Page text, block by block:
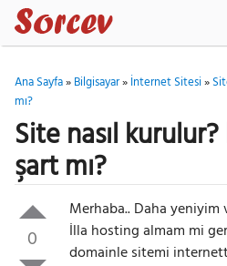
Ana Sayfa»Bilgisayar»İnternet Sitesi»
mı?
Site nasıl
şart mı?
0
Merhaba.. Daha
İlla hosting almam mi
domainle sitemi